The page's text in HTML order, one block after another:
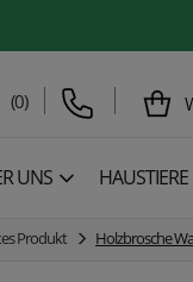
(0)
UNS HAUSTIERE
Produkt Holzbrosche